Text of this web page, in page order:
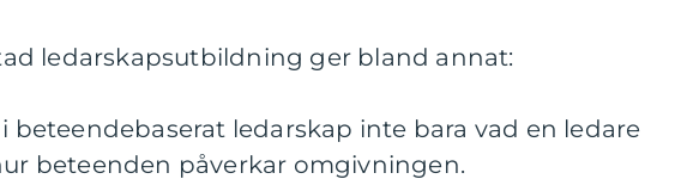
ledarskapsutbildning ger bland annat:
beteendebaserat ledarskap inte bara vad en ledare
beteenden påverkar omgivningen.